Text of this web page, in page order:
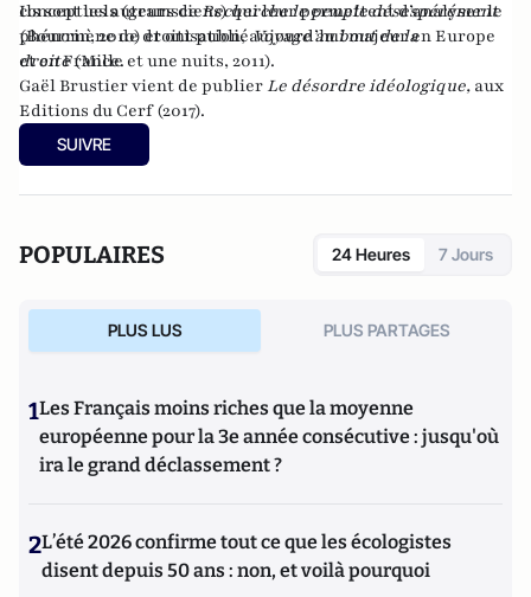
conceptuels (gramsciens) qui leur permettent d’analyser le
phénomène de droitisation, aujourd’hui majeur en Europe
et en France.
Ils sont les auteurs deRecherche le peuple désespérément
(Bourrin, 2010) et ont publiéVoyage au bout de la
droite(Mille et une nuits, 2011).
Gaël Brustier vient de publier Le désordre idéologique, aux
Editions du Cerf (2017).
SUIVRE
POPULAIRES 24 Heures 7 Jours
PLUS LUS PLUS PARTAGES
1Les Français moins riches que la moyenne
européenne pour la 3e année consécutive : jusqu'où
ira le grand déclassement ?
2L’été 2026 confirme tout ce que les écologistes
disent depuis 50 ans : non, et voilà pourquoi